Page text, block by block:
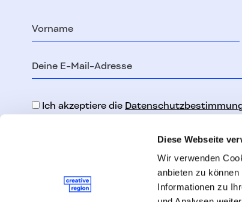
Diese Webseite
Wir verwenden
anbieten zu
Informationen zu
Mail-
Ich akzeptiere die